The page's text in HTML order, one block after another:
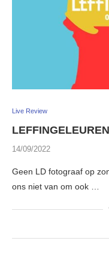
Live Review
14/09/2022
Geen LD fotograaf op
ons niet van om ook …